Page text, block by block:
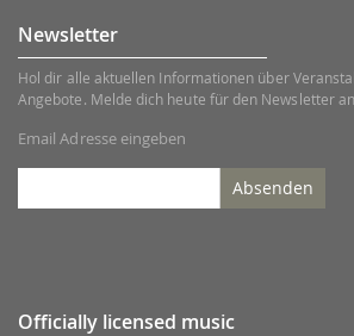
Newsletter
Hol dir alle aktuellen Informationen über
Angebote. Melde dich heute für den Newsletter
Email Adresse eingeben
Absenden
Officially licensed music